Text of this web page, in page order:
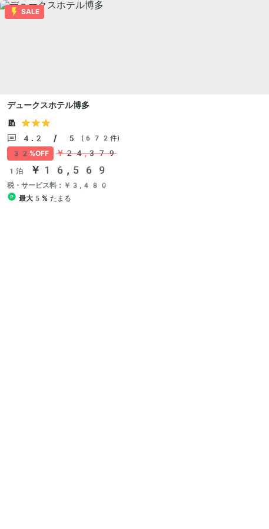
SALE
デュークスホテル博多
4.2 / 5
(672件)
32%OFF
￥24,379
1泊 ￥16,569
税・サービス料：￥3,480
最大5% たまる